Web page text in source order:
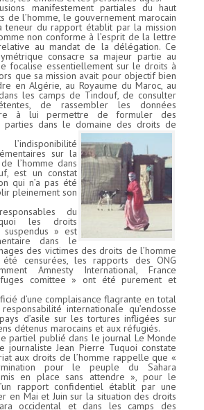
manifestement partiales du haut
de l’homme, le gouvernement marocain
teneur du rapport établit par la mission
non conforme à l’esprit de la lettre
au mandat de la délégation. Ce
consacre sa majeur partie au
focalise essentiellement sur le droits à
que sa mission avait pour objectif bien
en Algérie, au Royaume du Maroc, au
les camps de Tindouf, de consulter
de rassembler les données
à lui permettre de formuler des
parties dans le domaine des droits de
sur la
l’homme dans
est un constat
qui n’a pas été
pleinement son
du
les droits
suspendus » est
dans le
des victimes des droits de l’homme
censurées, les rapports des ONG
Amnesty International, France
comittee » ont été purement et
d’une complaisance flagrante en total
internationale qu’endosse
d’asile sur les tortures infligées sur
détenus marocains et aux réfugiés.
partiel publié dans le journal Le Monde
Jean Pierre Tuquoi constate
aux droits de l’homme rappelle que «
pour le peuple du Sahara
en place sans attendre », pour le
rapport confidentiel établit par une
en Mai et Juin sur la situation des droits
occidental et dans les camps des